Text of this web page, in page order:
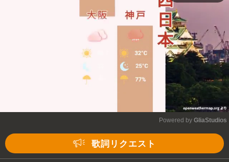
Powered by GliaStudios
歌詞リクエスト